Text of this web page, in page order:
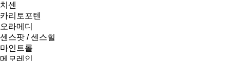
치센
카리토포텐
오라메디
센스팟 / 센스힐
마인트롤
메모레인